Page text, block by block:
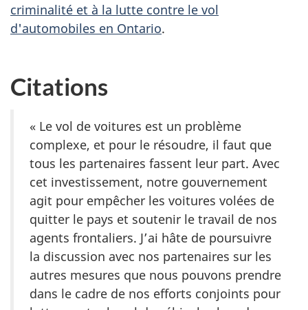
criminalité et à la lutte contre le vol
d'automobiles en Ontario.
Citations
« Le vol de voitures est un problème
complexe, et pour le résoudre, il faut que
tous les partenaires fassent leur part. Avec
cet investissement, notre gouvernement
agit pour empêcher les voitures volées de
quitter le pays et soutenir le travail de nos
agents frontaliers. J’ai hâte de poursuivre
la discussion avec nos partenaires sur les
autres mesures que nous pouvons prendre
dans le cadre de nos efforts conjoints pour